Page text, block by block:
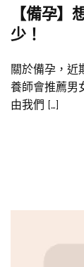
【備孕
少！
關於備孕，近
養師會推薦男
由我們 […]